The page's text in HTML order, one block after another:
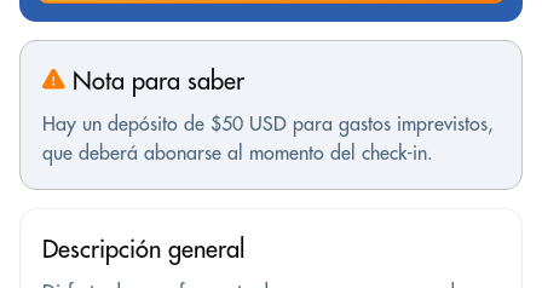
Nota para saber
Hay un depósito de $50 USD para gastos imprevistos,
que deberá abonarse al momento del check-in.
Descripción general